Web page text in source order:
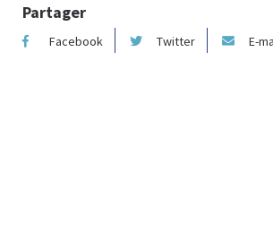
Partager
Facebook Twitter E-